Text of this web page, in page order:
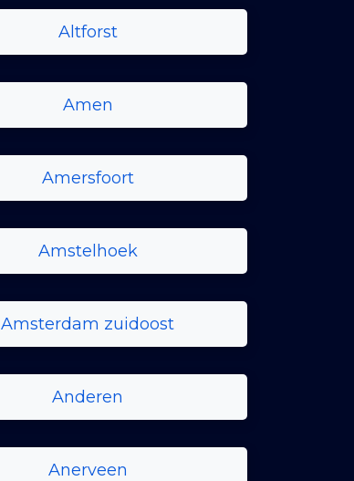
Altforst
Amen
Amersfoort
Amstelhoek
Amsterdam zuidoost
Anderen
Anerveen